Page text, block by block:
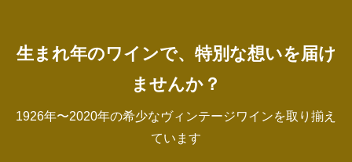
生まれ年のワインで、特別な想いを届け
ませんか？
1926年〜2020年の希少なヴィンテージワインを取り揃え
ています